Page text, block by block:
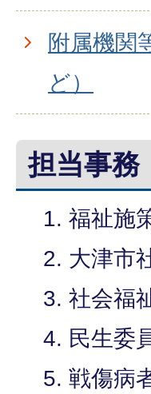
附属機関
ど）
担当事務
福祉施
大津市
社会福
民生委
戦傷病